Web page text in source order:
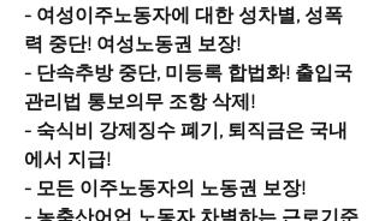
- 여성이주노동자에 대한 성차별, 성폭
력 중단! 여성노동권 보장!
- 단속추방 중단, 미등록 합법화! 출입국
관리법 통보의무 조항 삭제!
- 숙식비 강제징수 폐기, 퇴직금은 국내
에서 지급!
- 모든 이주노동자의 노동권 보장!